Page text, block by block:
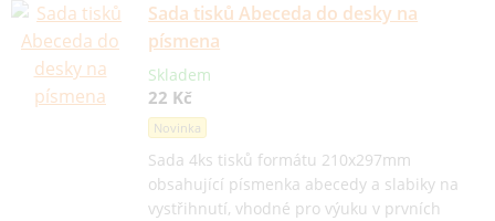
Sada tisků Abeceda do desky na
písmena
Skladem
22 Kč
Novinka
Sada 4ks tisků formátu 210x297mm
obsahující písmenka abecedy a slabiky na
vystřihnutí, vhodné pro výuku v prvních